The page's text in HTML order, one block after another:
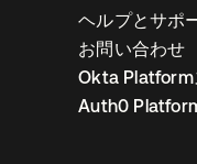
ヘルプとサポ
お問い合わせ
Okta Platform
Auth0